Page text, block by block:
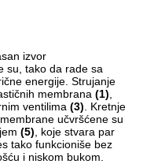
izvor
su, tako da rade sa
energije. Strujanje
membrana (1)
ventilima (3) . Kretnje
membrane učvršćene su
(5) , koje stvara par
tako funkcioniše bez
i niskom bukom.